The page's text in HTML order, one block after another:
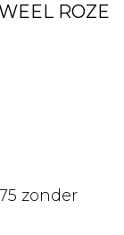
ROZE
zonder